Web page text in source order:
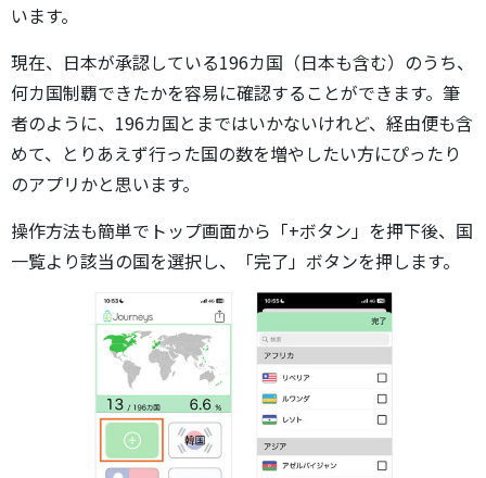
います。
現在、日本が承認している196カ国（日本も含む）のうち、
何カ国制覇できたかを容易に確認することができます。筆
者のように、196カ国とまではいかないけれど、経由便も含
めて、とりあえず行った国の数を増やしたい方にぴったり
のアプリかと思います。
操作方法も簡単でトップ画面から「+ボタン」を押下後、国
一覧より該当の国を選択し、「完了」ボタンを押します。